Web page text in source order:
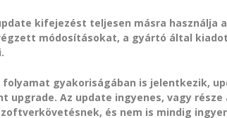
kifejezést teljesen másra használja
módosításokat, a gyártó által
folyamat gyakoriságában is jelentkezik,
upgrade. Az update ingyenes, vagy
és nem is mindig